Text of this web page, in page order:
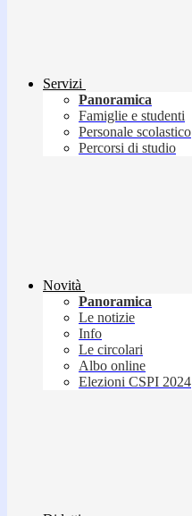
Servizi
Panoramica
Famiglie e studenti
Personale scolastico
Percorsi di studio
Novità
Panoramica
Le notizie
Info
Le circolari
Albo online
Elezioni CSPI 2024